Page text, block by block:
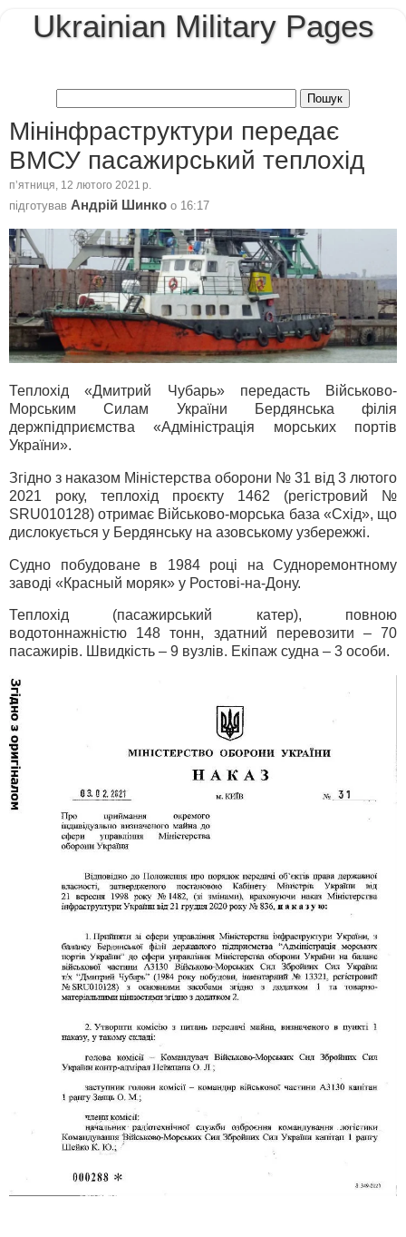
Ukrainian Military Pages
Мінінфраструктури передає
ВМСУ пасажирський теплохід
пʼятниця, 12 лютого 2021 р.
підготував Андрій Шинко о 16:17
Теплохід «Дмитрий Чубарь» передасть Військово-
Морським Силам України Бердянська філія
держпідприємства «Адміністрація морських портів
України».
Згідно з наказом Міністерства оборони № 31 від 3 лютого
2021 року, теплохід проєкту 1462 (регістровий №
SRU010128) отримає Військово-морська база «Схід», що
дислокується у Бердянську на азовському узбережжі.
Судно побудоване в 1984 році на Судноремонтному
заводі «Красный моряк» у Ростові-на-Дону.
Теплохід (пасажирський катер), повною
водотоннажністю 148 тонн, здатний перевозити – 70
пасажирів. Швидкість – 9 вузлів. Екіпаж судна – 3 особи.